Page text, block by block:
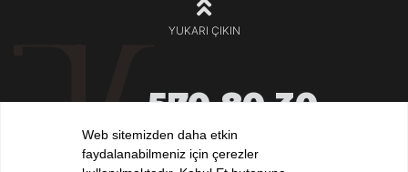
YUKARI ÇIKIN
570 80 30
+90 532532 32 32
Web sitemizden daha etkin
faydalanabilmeniz için çerezler